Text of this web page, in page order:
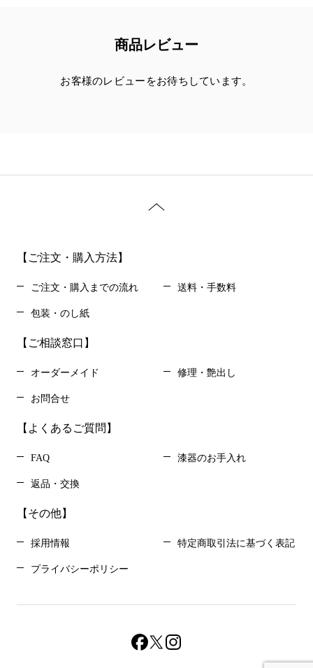
商品レビュー
お客様のレビューをお待ちしています。
【ご注文・購入方法】
ご注文・購入までの流れ 送料・手数料
包装・のし紙
【ご相談窓口】
オーダーメイド 修理・艶出し
お問合せ
【よくあるご質問】
FAQ 漆器のお手入れ
返品・交換
【その他】
採用情報 特定商取引法に基づく表記
プライバシーポリシー